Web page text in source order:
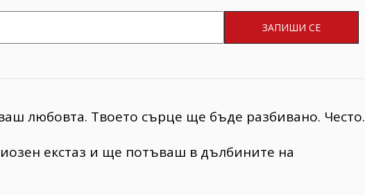
любовта. Твоето сърце ще бъде разбивано. Често.
екстаз и ще потъваш в дълбините на